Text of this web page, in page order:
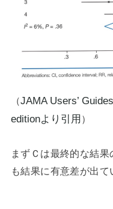
（JAMA Users’
editionより引用 ）
まずＣは最終的な結
も結果に有意差が出て